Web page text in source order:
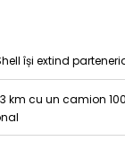
își extind
km cu un camion